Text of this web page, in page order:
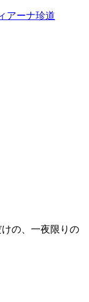
の、一夜限りの